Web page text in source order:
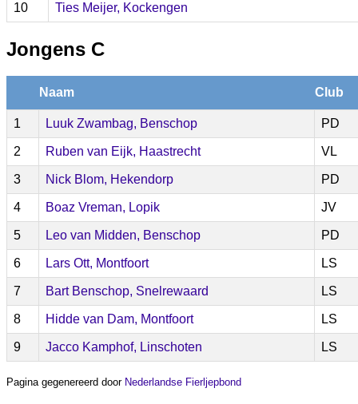
10 Ties Meijer, Kockengen
Jongens C
Naam Club
1 Luuk Zwambag, Benschop PD
2 Ruben van Eijk, Haastrecht VL
3 Nick Blom, Hekendorp PD
4 Boaz Vreman, Lopik JV
5 Leo van Midden, Benschop PD
6 Lars Ott, Montfoort LS
7 Bart Benschop, Snelrewaard LS
8 Hidde van Dam, Montfoort LS
9 Jacco Kamphof, Linschoten LS
Pagina gegenereerd door Nederlandse Fierljepbond